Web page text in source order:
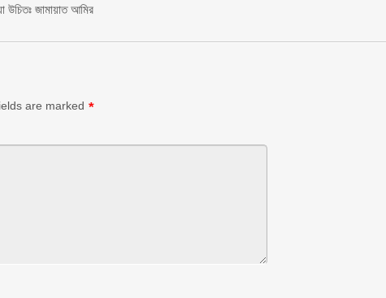
উচিতঃ জামায়াত আমির
are marked *